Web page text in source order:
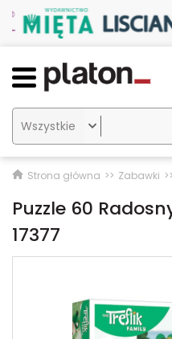

Strona główna Zabawki
Puzzle 60
17377